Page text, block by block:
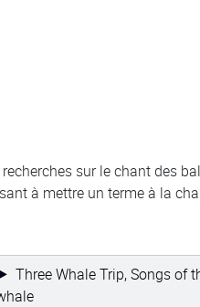
sur le chant des
à mettre un terme à la
Three Whale Trip, Songs of